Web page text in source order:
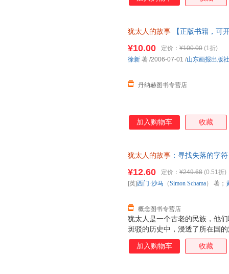
犹太人的故事 【正版书籍，可
¥10.00 定价： ¥100.00 (1折)
丹纳赫图书专营店
徐新 著 /2006-07-01 /山东画报出版社
加入购物车 收藏
犹太人的故事 ：寻找失落的字
换】
犹太人是一个古老的民族，他
斑驳的历史中，浸透了所在国
西门·沙马勋爵历经40年实地考
事：寻找失落的字符（公元前
¥12.60 定价： ¥249.68 (0.51折)
概念图书专营店
[英]西门·沙马 （Simon Schama） 著；
加入购物车 收藏